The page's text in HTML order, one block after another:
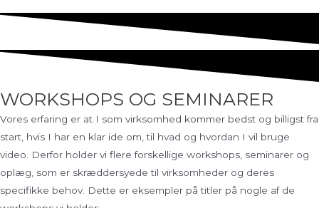
WORKSHOPS OG SEMINARER
Vores erfaring er at I som virksomhed kommer bedst og billigst fra
start, hvis I har en klar ide om, til hvad og hvordan I vil bruge
video. Derfor holder vi flere forskellige workshops, seminarer og
oplæg, som er skræddersyede til virksomheder og deres
specifikke behov. Dette er eksempler på titler på nogle af de